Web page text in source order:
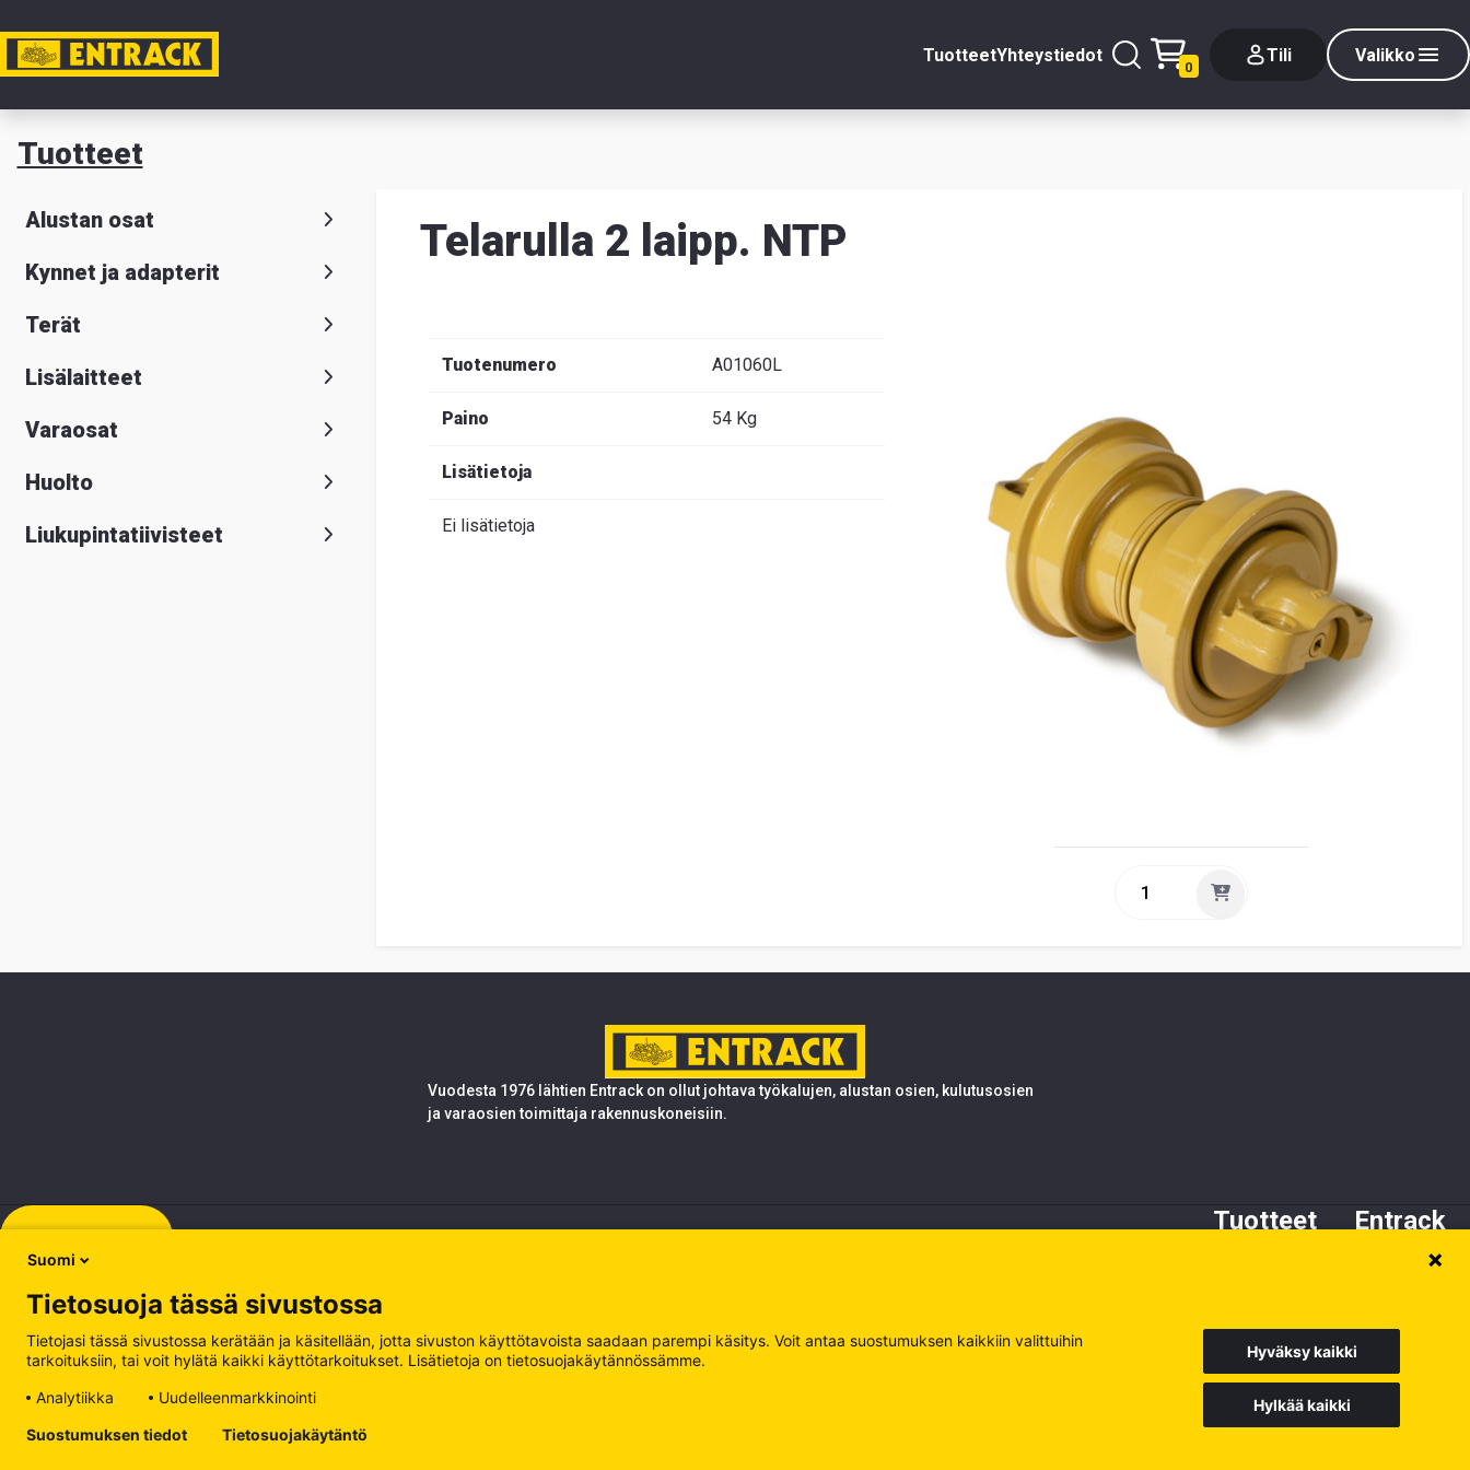
TuotteetYhteystiedot
0
Tili Valikko
Tili Sulje
Tuotevalitsin
Tietoa
meistä
Tuotteet
Alustan osat
Kynnet ja adapterit
Terät
Lisälaitteet
Varaosat
Huolto
Liukupintatiivisteet
Telarulla 2 laipp. NTP
Tuotenumero A01060L
Paino 54 Kg
Lisätietoja
Ei lisätietoja
Vuodesta 1976 lähtien Entrack on ollut johtava työkalujen, alustan osien, kulutusosien
ja varaosien toimittaja rakennuskoneisiin.
Rekisteröidy
Tuotteet
Varaosat
Entrack
Tietoa meistä
Käsittele evästeitä Tietosuojakäytäntö
Suomi
Tietosuoja tässä sivustossa
Tietojasi tässä sivustossa kerätään ja käsitellään, jotta sivuston käyttötavoista saadaan parempi käsitys. Voit antaa suostumuksen kaikkiin valittuihin
tarkoituksiin, tai voit hylätä kaikki käyttötarkoitukset. Lisätietoja on tietosuojakäytännössämme.
Analytiikka
Uudelleenmarkkinointi
Hyväksy kaikki
Hylkää kaikki
Suostumuksen tiedot
Tietosuojakäytäntö